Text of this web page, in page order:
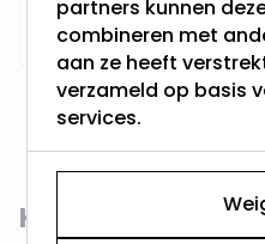
Peperkoek
poppetjes
Kerstdecoratie
partners kunnen
combineren met
aan ze heeft
verzameld op basis
services.